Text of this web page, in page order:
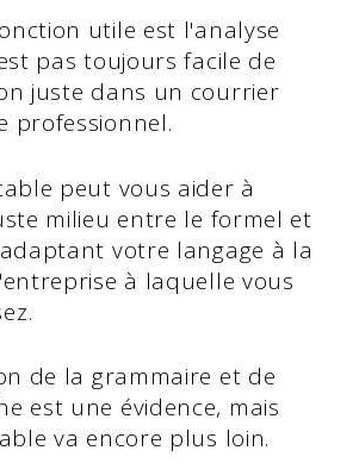
utile est l'analyse
pas toujours facile de
juste dans un courrier
professionnel.
peut vous aider à
milieu entre le formel et
votre langage à la
à laquelle vous
de la grammaire et de
est une évidence, mais
va encore plus loin.